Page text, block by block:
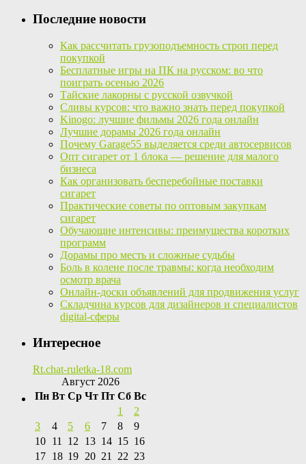
Последние новости
Как рассчитать грузоподъемность строп перед
покупкой
Бесплатные игры на ПК на русском: во что
поиграть осенью 2026
Тайские лакорны с русской озвучкой
Сливы курсов: что важно знать перед покупкой
Kinogo: лучшие фильмы 2026 года онлайн
Лучшие дорамы 2026 года онлайн
Почему Garage55 выделяется среди автосервисов
Опт сигарет от 1 блока — решение для малого
бизнеса
Как организовать бесперебойные поставки
сигарет
Практические советы по оптовым закупкам
сигарет
Обучающие интенсивы: преимущества коротких
программ
Дорамы про месть и сложные судьбы
Боль в колене после травмы: когда необходим
осмотр врача
Онлайн-доски объявлений для продвижения услуг
Складчина курсов для дизайнеров и специалистов
digital-сферы
Интересное
Rt.chat-ruletka-18.com
Август 2026
Пн Вт Ср Чт Пт Сб Вс
1
2
3
4 5 6 7 8
9
10 11 12 13 14 15 16
17 18 19 20 21 22 23